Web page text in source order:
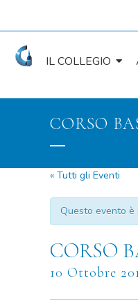
IL COLLEGIO
CORSO
« Tutti gli Eventi
Questo evento è
CORSO
10 Ottobre